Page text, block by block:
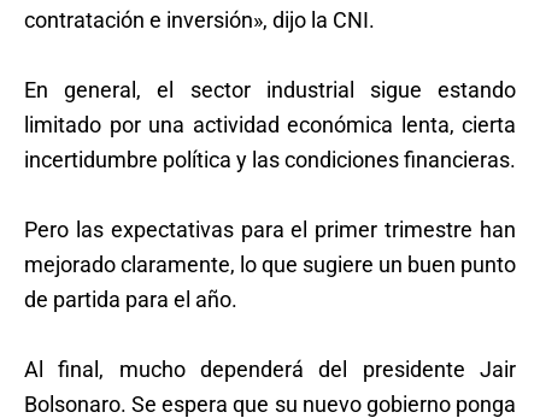
contratación e inversión», dijo la CNI.
En general, el sector industrial sigue estando
limitado por una actividad económica lenta, cierta
incertidumbre política y las condiciones financieras.
Pero las expectativas para el primer trimestre han
mejorado claramente, lo que sugiere un buen punto
de partida para el año.
Al final, mucho dependerá del presidente Jair
Bolsonaro. Se espera que su nuevo gobierno ponga